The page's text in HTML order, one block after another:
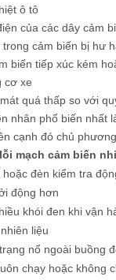
ô tô
của các dây cảm
cảm biến bị hư
biến tiếp xúc kém
xe
quá thấp so với
nhân phổ biến nhất
cạnh đó chủ
lỗi mạch cảm biến
đèn kiểm tra
động hơn
khói đen khi vận
liệu
nổ ngoài buồng
chạy hoặc không